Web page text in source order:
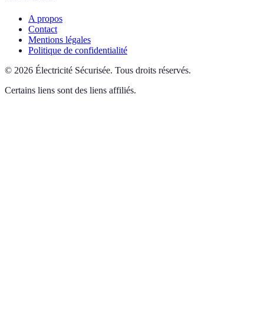
A propos
Contact
Mentions légales
Politique de confidentialité
© 2026 Électricité Sécurisée. Tous droits réservés.
Certains liens sont des liens affiliés.